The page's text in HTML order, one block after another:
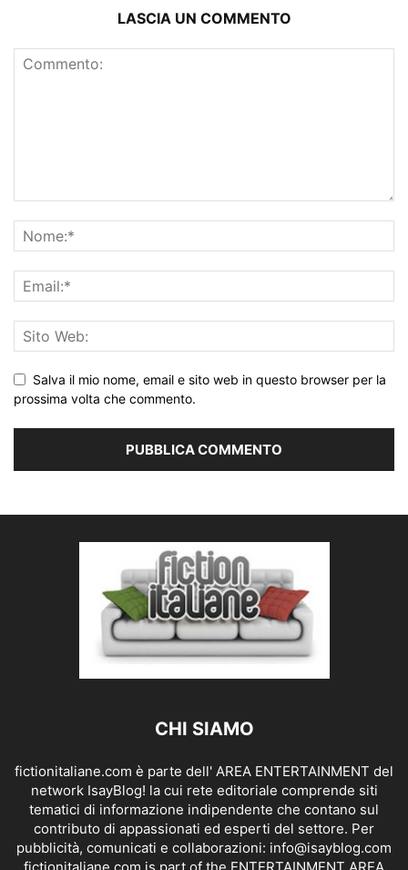
LASCIA UN COMMENTO
Salva il mio nome, email e sito web in questo browser per la
prossima volta che commento.
CHI SIAMO
fictionitaliane.com è parte dell' AREA ENTERTAINMENT del
network IsayBlog! la cui rete editoriale comprende siti
tematici di informazione indipendente che contano sul
contributo di appassionati ed esperti del settore. Per
pubblicità, comunicati e collaborazioni: info@isayblog.com